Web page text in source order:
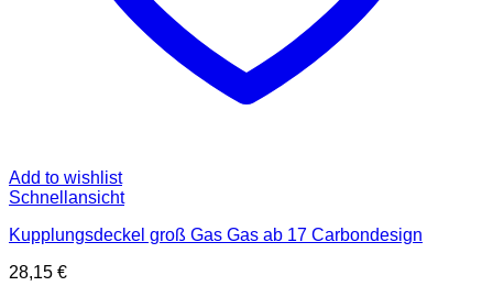
Add to wishlist
Schnellansicht
Kupplungsdeckel groß Gas Gas ab 17 Carbondesign
28,15 €